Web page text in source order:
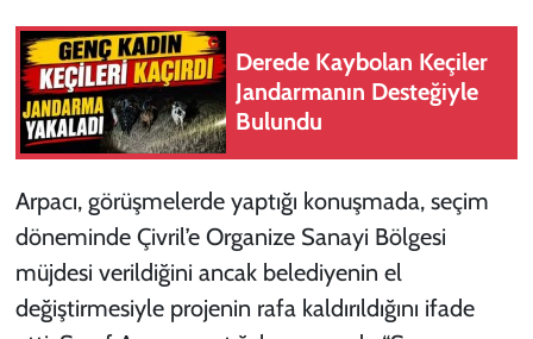
Derede Kaybolan Keçiler
Jandarmanın Desteğiyle
Bulundu
Arpacı, görüşmelerde yaptığı konuşmada, seçim
döneminde Çivril’e Organize Sanayi Bölgesi
müjdesi verildiğini ancak belediyenin el
değiştirmesiyle projenin rafa kaldırıldığını ifade